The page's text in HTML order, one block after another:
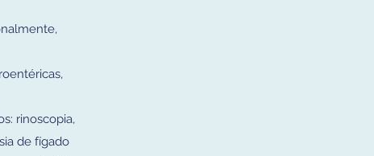
rinoscopia,
de fígado